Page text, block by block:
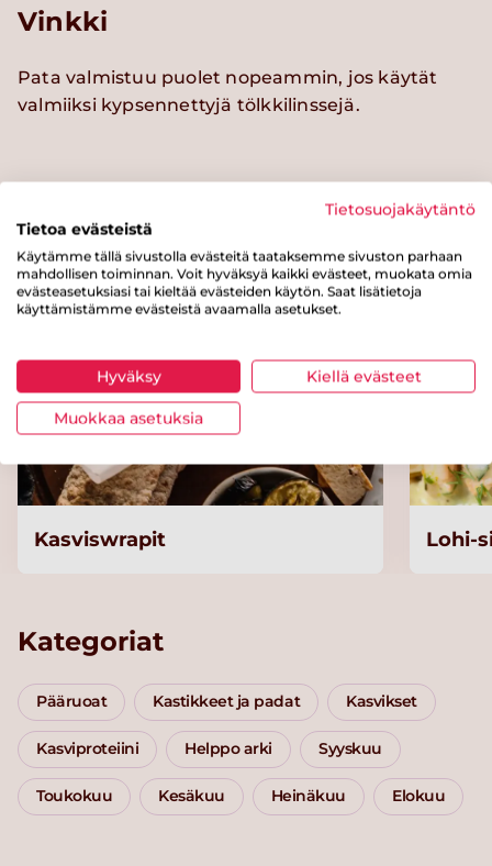
Vinkki
Pata valmistuu puolet nopeammin, jos käytät
valmiiksi kypsennettyjä tölkkilinssejä.
Kokeile myös näitä reseptejä
Kasviswrapit Lohi-
Kategoriat
Pääruoat Kastikkeet ja padat Kasvikset
Kasviproteiini Helppo arki Syyskuu
Toukokuu Kesäkuu Heinäkuu Elokuu
Tietosuojakäytäntö
Tietoa evästeistä
Käytämme tällä sivustolla evästeitä taataksemme sivuston parhaan
mahdollisen toiminnan. Voit hyväksyä kaikki evästeet, muokata omia
evästeasetuksiasi tai kieltää evästeiden käytön. Saat lisätietoja
käyttämistämme evästeistä avaamalla asetukset.
Hyväksy Kiellä evästeet
Muokkaa asetuksia